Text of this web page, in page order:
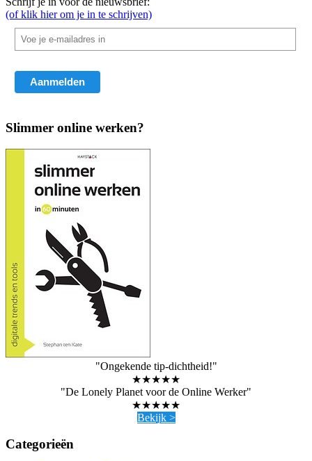
(of klik hier om je in te schrijven)
Slimmer online werken?
"Ongekende tip-dichtheid!"
★★★★★
"De Lonely Planet voor de Online Werker"
★★★★★
Bekijk >
Categorieën